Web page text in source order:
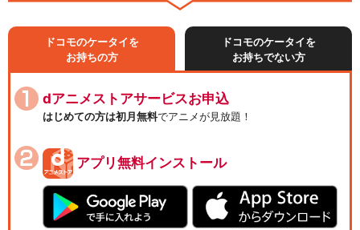
ドコモのケータイを
お持ちの方
ドコモのケータイを
お持ちでない方
dアニメストアサービスお申込
はじめての方は初月無料でアニメが見放題！
アプリ無料インストール